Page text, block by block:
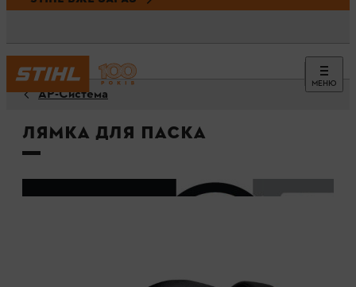
МЕНЮ
AP-Система
Лямка для паска